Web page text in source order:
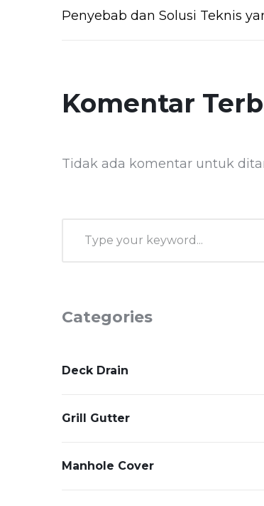
Penyebab dan Solusi Teknis
Komentar
Tidak ada komentar untuk
Categories
Deck Drain
Grill Gutter
Manhole Cover